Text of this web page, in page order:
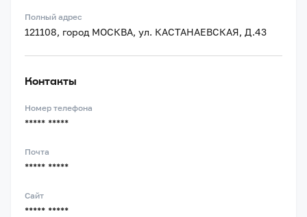
Полный адрес
121108, город МОСКВА, ул. КАСТАНАЕВСКАЯ, Д.43
Контакты
Номер телефона
***** *****
Почта
***** *****
Сайт
***** *****